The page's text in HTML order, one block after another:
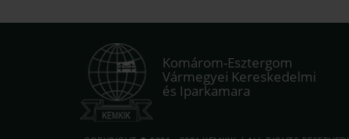
Komárom-Esztergom
Vármegyei Kereskedelmi
és Iparkamara